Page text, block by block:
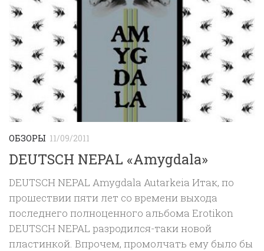
ОБЗОРЫ 11/09/2011
DEUTSCH NEPAL «Amygdala»
DEUTSCH NEPAL Amygdala Autarkeia Итак, по
прошествии пяти лет со времени выхода
последнего полноценного альбома Erotikon
DEUTSCH NEPAL разродился-таки новой
пластинкой. Впрочем, промолчать ему было бы